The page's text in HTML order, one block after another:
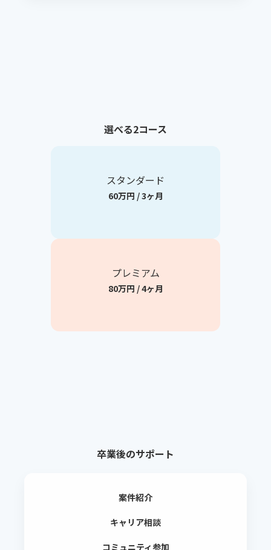
選べる2コース
スタンダード
60万円 / 3ヶ月
プレミアム
80万円 / 4ヶ月
卒業後のサポート
案件紹介
キャリア相談
コミュニティ参加